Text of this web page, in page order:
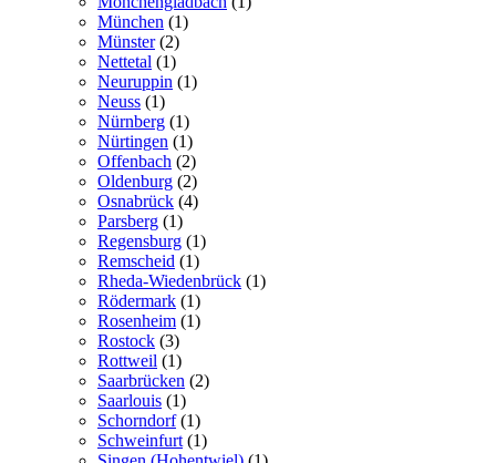
München (1)
Münster(2)
Nettetal (1)
Neuruppin (1)
Neuss (1)
Nürnberg (1)
Nürtingen (1)
Offenbach (2)
Oldenburg (2)
Osnabrück (4)
Parsberg (1)
Regensburg (1)
Remscheid (1)
Rheda-Wiedenbrück (1)
Rödermark (1)
Rosenheim (1)
Rostock (3)
Rottweil (1)
Saarbrücken (2)
Saarlouis (1)
Schorndorf(1)
Schweinfurt (1)